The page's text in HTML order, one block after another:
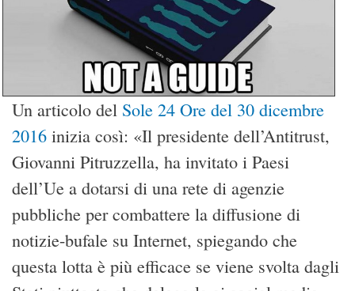
Un articolo del Sole 24 Ore del 30 dicembre
2016 inizia così: «Il presidente dell’Antitrust,
Giovanni Pitruzzella, ha invitato i Paesi
dell’Ue a dotarsi di una rete di agenzie
pubbliche per combattere la diffusione di
notizie-bufale su Internet, spiegando che
questa lotta è più efficace se viene svolta dagli